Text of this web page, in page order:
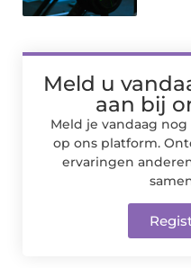
Meld u
aan bij
Meld je vandaag
op ons platform.
ervaringen